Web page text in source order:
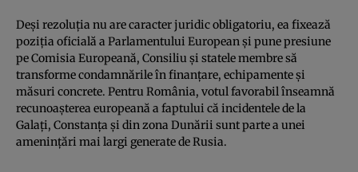
Deși rezoluția nu are caracter juridic obligatoriu, ea fixează
poziția oficială a Parlamentului European și pune presiune
pe Comisia Europeană, Consiliu și statele membre să
transforme condamnările în finanțare, echipamente și
măsuri concrete. Pentru România, votul favorabil înseamnă
recunoașterea europeană a faptului că incidentele de la
Galați, Constanța și din zona Dunării sunt parte a unei
amenințări mai largi generate de Rusia.